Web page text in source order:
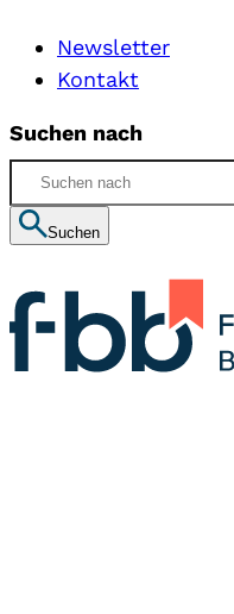
Newsletter
Kontakt
Suchen nach
Suchen